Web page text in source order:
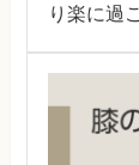
り楽に過